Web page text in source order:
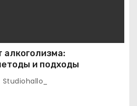
алкоголизма:
и подходы
Studiohallo_